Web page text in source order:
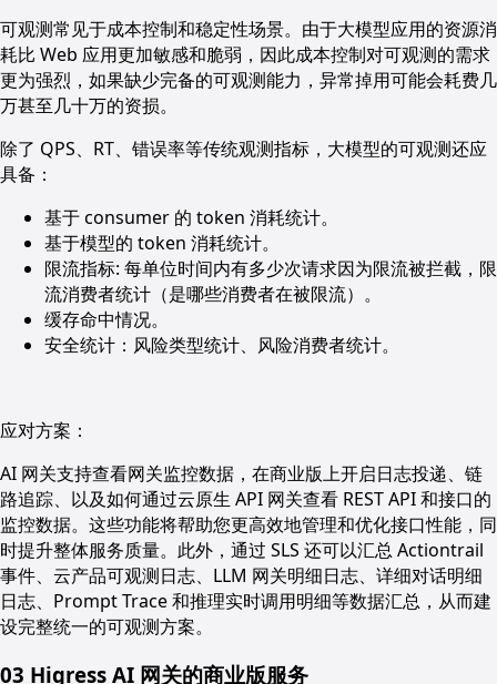
可观测常见于成本控制和稳定性场景。由于大模型应用的资源消
耗比 Web 应用更加敏感和脆弱，因此成本控制对可观测的需求
更为强烈，如果缺少完备的可观测能力，异常掉用可能会耗费几
万甚至几十万的资损。
除了 QPS、RT、错误率等传统观测指标，大模型的可观测还应
具备：
基于 consumer 的 token 消耗统计。
基于模型的 token 消耗统计。
限流指标: 每单位时间内有多少次请求因为限流被拦截，限
流消费者统计（是哪些消费者在被限流）。
缓存命中情况。
安全统计：风险类型统计、风险消费者统计。
应对方案：
AI 网关支持查看网关监控数据，在商业版上开启日志投递、链
路追踪、以及如何通过云原生 API 网关查看 REST API 和接口的
监控数据。这些功能将帮助您更高效地管理和优化接口性能，同
时提升整体服务质量。此外，通过 SLS 还可以汇总 Actiontrail
事件、云产品可观测日志、LLM 网关明细日志、详细对话明细
日志、Prompt Trace 和推理实时调用明细等数据汇总，从而建
设完整统一的可观测方案。
03 Higress AI 网关的商业版服务